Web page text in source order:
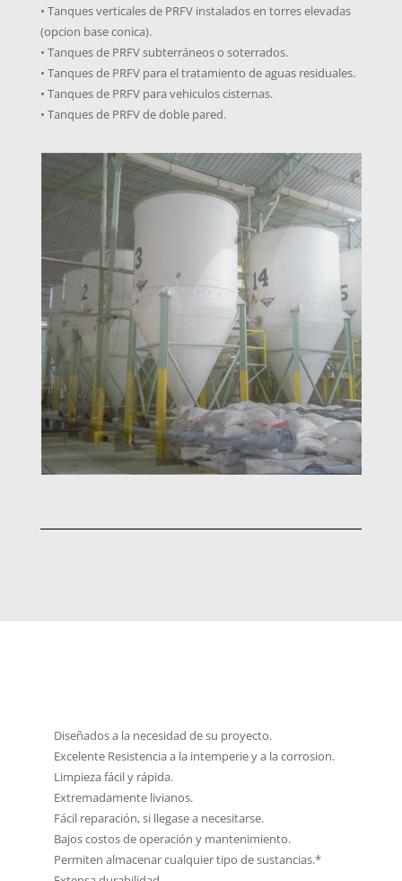
• Tanques verticales de PRFV instalados en torres elevadas
(opcion base conica).
• Tanques de PRFV subterráneos o soterrados.
• Tanques de PRFV para el tratamiento de aguas residuales.
• Tanques de PRFV para vehiculos cisternas.
• Tanques de PRFV de doble pared.
Diseñados a la necesidad de su proyecto.
Excelente Resistencia a la intemperie y a la corrosion.
Limpieza fácil y rápida.
Extremadamente livianos.
Fácil reparación, si llegase a necesitarse.
Bajos costos de operación y mantenimiento.
Permiten almacenar cualquier tipo de sustancias.*